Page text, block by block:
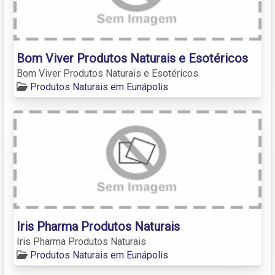
Bom Viver Produtos Naturais e Esotéricos
Bom Viver Produtos Naturais e Esotéricos
Produtos Naturais em Eunápolis
Iris Pharma Produtos Naturais
Iris Pharma Produtos Naturais
Produtos Naturais em Eunápolis